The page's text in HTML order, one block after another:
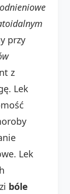
przy
z
Lek
Lek
bóle